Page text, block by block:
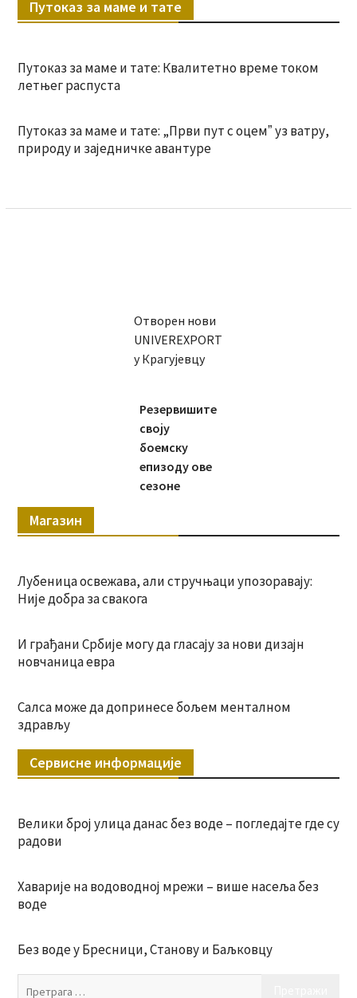
Путоказ за маме и тате
Путоказ за маме и тате: Квалитетно време током
летњег распуста
Путоказ за маме и тате: „Први пут с оцемˮ уз ватру,
природу и заједничке авантуре
Отворен нови
UNIVEREXPORT
у Крагујевцу
Резервишите
своју
боемску
епизоду ове
сезоне
Магазин
Лубеница освежава, али стручњаци упозоравају:
Није добра за свакога
И грађани Србије могу да гласају за нови дизајн
новчаница евра
Салса може да допринесе бољем менталном
здрављу
Сервисне информације
Велики број улица данас без воде – погледајте где су
радови
Хаварије на водоводној мрежи – више насеља без
воде
Без воде у Бресници, Станову и Баљковцу